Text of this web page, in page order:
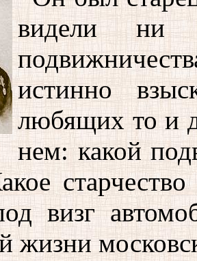
видели ни
истинно
любящих то и
нем: какой
визг
жизни